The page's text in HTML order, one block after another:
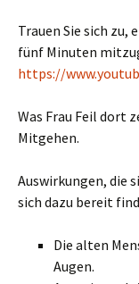
Trauen Sie sich zu,
fünf Minuten
https://
Was Frau Feil dort
Mitgehen.
Auswirkungen, die
sich dazu bereit
Die alten
Augen.